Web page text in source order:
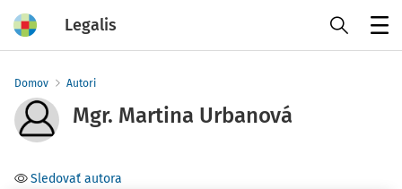
Legalis
Domov Autori
Mgr. Martina Urbanová
Sledovať autora